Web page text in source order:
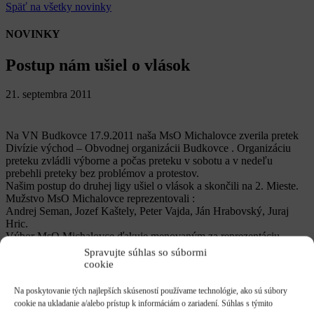
Spravujte súhlas so súbormi
cookie
Na poskytovanie tých najlepších skúseností používame technológie, ako sú súbory
cookie na ukladanie a/alebo prístup k informáciám o zariadení. Súhlas s týmito
Späť na všetky novinky
NOVINKY
Postup nám ušiel o vlások
21. septembra 2011
Na VN Budkovce 17.9.2011 naša MsO Michalovce zverila pretek
Divízie východ – Obvodnej organizácii Budkovce . Organizáciu
preteku zvládli výborne a počas preteku v sobotu a v nedeľu
prebehli preteky bez problémov a protestov.
Našim postup do druhej ligy ušiel o vlások a skončili na 2. Mieste.
Mužstvo MsO Michalovce reprezentovali :
Andrej Seman, Jozef Kaštely, Peter Vajda, Ján Hrabovský, Juraj
Hric.
Výbor MsO Michalovce ďakuje menovaným za reprezentáciu.